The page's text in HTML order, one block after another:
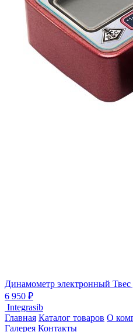
Динамометр электронный
6 950 ₽
Integrasib
Главная Каталог товаров О
Галерея Контакты